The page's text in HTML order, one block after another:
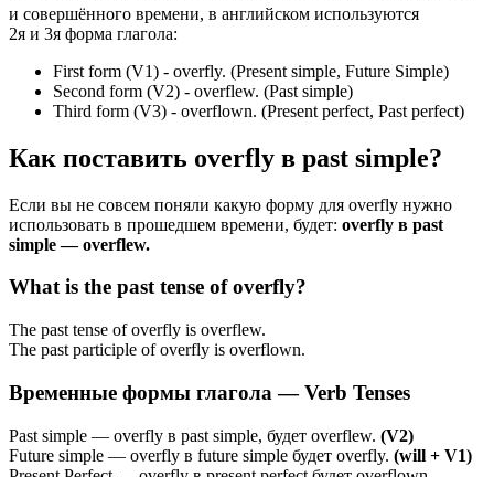
и совершённого времени, в английском используются
2я и 3я форма глагола:
First form (V1) - overfly. (Present simple, Future Simple)
Second form (V2) - overflew. (Past simple)
Third form (V3) - overflown. (Present perfect, Past perfect)
Как поставить overfly в past simple?
Если вы не совсем поняли какую форму для overfly нужно
использовать в прошедшем времени, будет: overfly в past
simple — overflew.
What is the past tense of overfly?
The past tense of overfly is overflew.
The past participle of overfly is overflown.
Временные формы глагола — Verb Tenses
Past simple — overfly в past simple, будет overflew. (V2)
Future simple — overfly в future simple будет overfly. (will + V1)